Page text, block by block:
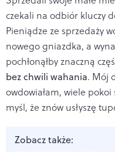
czekali na odbiór kluczy
Pieniądze ze sprzedaży
nowego gniazdka, a
pochłonąłby znaczną
bez chwili wahania. Mój
owdowiałam, wiele pokoi
myśl, że znów usłyszę
Zobacz także: